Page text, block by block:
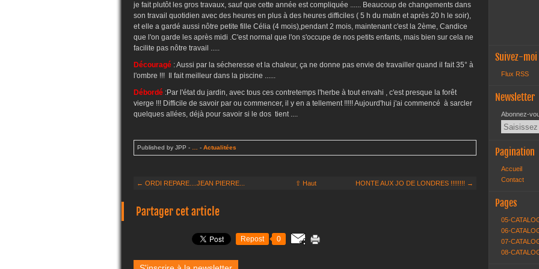
je fait plutôt les gros travaux, sauf que cette année est compliquée ...... Beaucoup de changements dans
son travail quotidien avec des heures en plus à des heures difficiles ( 5 h du matin et après 20 h le soir),
et elle a gardé aussi nôtre petite fille Célia (4 mois),pendant 2 mois, maintenant c'est la 2ème, Candice
que l'on garde les après midi .C'est normal que l'on s'occupe de nos petits enfants, mais bien sur cela ne
facilite pas nôtre travail .....
Découragé : Aussi par la sécheresse et la chaleur, ça ne donne pas envie de travailler quand il fait 35° à
l'ombre !!! Il fait meilleur dans la piscine ......
Débordé :Par l'état du jardin, avec tous ces contretemps l'herbe à tout envahi , c'est presque la forêt
vierge !!! Difficile de savoir par ou commencer, il y en a tellement !!!!! Aujourd'hui j'ai commencé à sarcler
quelques allées, déjà pour savoir si le dos tient ....
Published by JPP - - Actualitées
← ORDI REPARE....JEAN PIERRE... ⇧ Haut HONTE AUX JO DE LONDRES !!!!!!!! →
Partager cet article
Repost 0
Suivez-moi
Flux RSS
Newsletter
Abonnez-
Pagination
Accueil
Contact
Pages
05-
06-
07-
08-